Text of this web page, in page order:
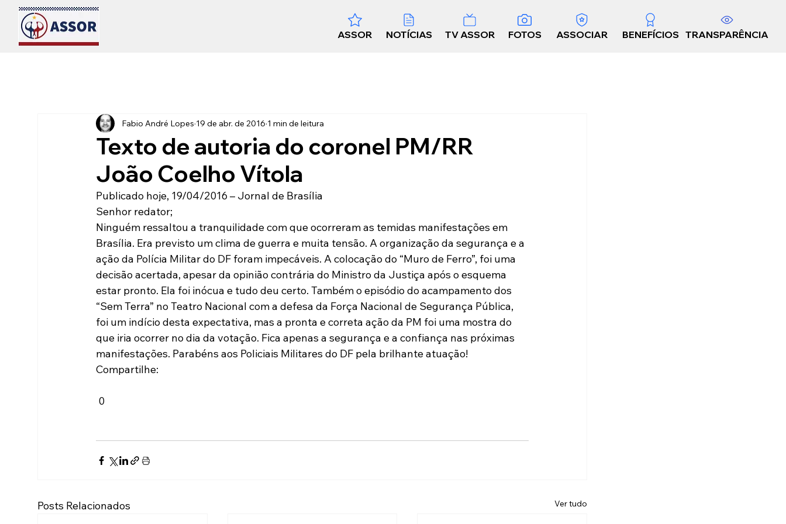
ASSOR NOTÍCIAS TV ASSOR FOTOS ASSOCIAR BENEFÍCIOS TRANSPARÊNCIA
Texto de autoria do coronel PM/RR
João Coelho Vítola
Fabio André Lopes 19 de abr. de 2016 1 min de leitura
Publicado hoje, 19/04/2016 – Jornal de Brasília
Senhor redator;
Ninguém ressaltou a tranquilidade com que ocorreram as temidas manifestações em
Brasília. Era previsto um clima de guerra e muita tensão. A organização da segurança e a
ação da Polícia Militar do DF foram impecáveis. A colocação do “Muro de Ferro”, foi uma
decisão acertada, apesar da opinião contrária do Ministro da Justiça após o esquema
estar pronto. Ela foi inócua e tudo deu certo. Também o episódio do acampamento dos
“Sem Terra” no Teatro Nacional com a defesa da Força Nacional de Segurança Pública,
foi um indício desta expectativa, mas a pronta e correta ação da PM foi uma mostra do
que iria ocorrer no dia da votação. Fica apenas a segurança e a confiança nas próximas
manifestações. Parabéns aos Policiais Militares do DF pela brilhante atuação!
Compartilhe:
0
Posts Relacionados Ver tudo